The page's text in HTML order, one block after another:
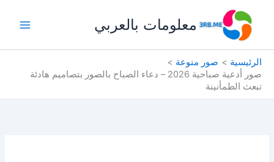
المحتوى
معلومات بالعربي
الرئيسية
صور منوعة
صور أدعية صباحية 2026 – دعاء الصباح بالصور بتصاميم هادئة
تبعث الطمأنينة